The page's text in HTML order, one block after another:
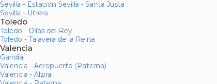
Sevilla - Estación Sevilla - Santa Justa
Sevilla - Utrera
Toledo
Toledo - Olías del Rey
Toledo - Talavera de la Reina
Valencia
Gandía
Valencia - Aeropuerto (Paterna)
Valencia - Alzira